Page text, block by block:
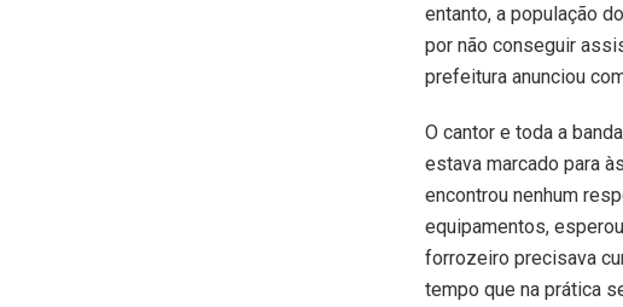
entanto, a população
por não conseguir
prefeitura anunciou
O cantor e toda a
estava marcado para
encontrou nenhum
equipamentos,
forrozeiro precisava
tempo que na prática